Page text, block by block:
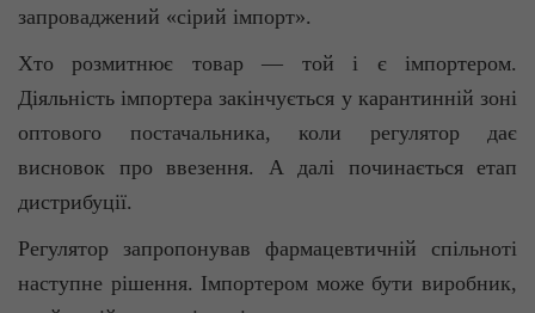
запроваджений «сірий імпорт».
Хто розмитнює товар — той і є імпортером.
Діяльність імпортера закінчується у карантинній зоні
оптового постачальника, коли регулятор дає
висновок про ввезення. А далі починається етап
дистрибуції.
Регулятор запропонував фармацевтичній спільноті
наступне рішення. Імпортером може бути виробник,